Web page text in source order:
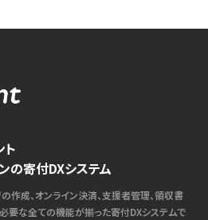
の寄付DXシステム
作成、オンライン決済、支援者管理、領収書
要な全ての機能が揃った寄付DXシステムで